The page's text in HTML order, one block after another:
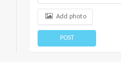
Add photo
POST